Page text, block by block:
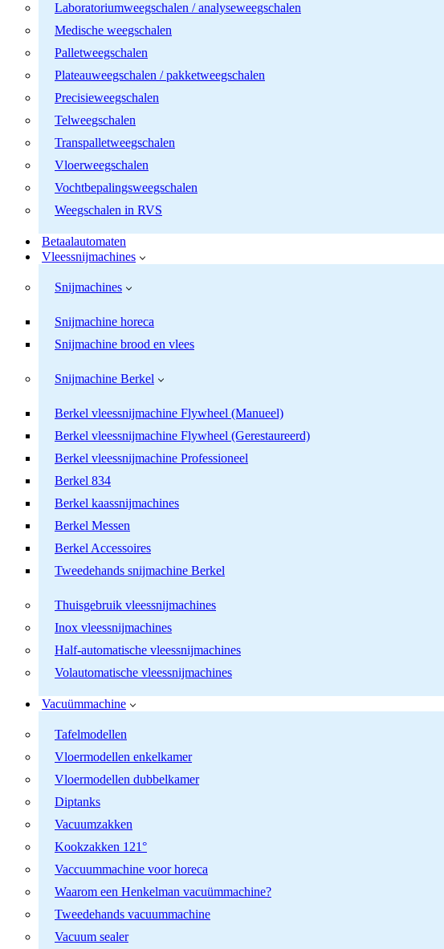
Laboratoriumweegschalen / analyseweegschalen
Medische weegschalen
Palletweegschalen
Plateauweegschalen / pakketweegschalen
Precisieweegschalen
Telweegschalen
Transpalletweegschalen
Vloerweegschalen
Vochtbepalingsweegschalen
Weegschalen in RVS
Betaalautomaten
Vleessnijmachines
Snijmachines
Snijmachine horeca
Snijmachine brood en vlees
Snijmachine Berkel
Berkel vleessnijmachine Flywheel (Manueel)
Berkel vleessnijmachine Flywheel (Gerestaureerd)
Berkel vleessnijmachine Professioneel
Berkel 834
Berkel kaassnijmachines
Berkel Messen
Berkel Accessoires
Tweedehands snijmachine Berkel
Thuisgebruik vleessnijmachines
Inox vleessnijmachines
Half-automatische vleessnijmachines
Volautomatische vleessnijmachines
Vacuümmachine
Tafelmodellen
Vloermodellen enkelkamer
Vloermodellen dubbelkamer
Diptanks
Vacuumzakken
Kookzakken 121°
Vaccuummachine voor horeca
Waarom een Henkelman vacuümmachine?
Tweedehands vacuummachine
Vacuum sealer